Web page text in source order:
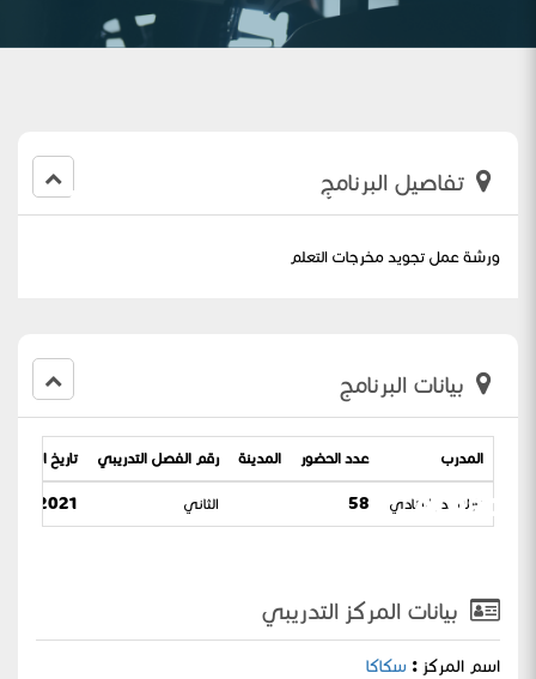
Make the difference — Nazik
Alhadi
تفاصيل البرنامج
ورشة عمل تجويد مخرجات التعلم
بيانات البرنامج
المدرب عدد الحضور المدينة رقم الفصل التدريبي تاريخ البرنامج
نازك بدر الهادي 58 الثاني 2021 / 27-06-1442
بيانات المركز التدريبي
اسم المركز : سكاكا